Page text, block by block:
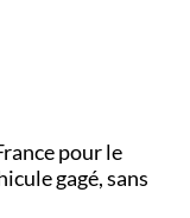
pour le
gagé, sans